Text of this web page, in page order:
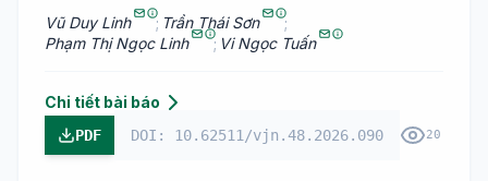
Vũ Duy Linh ; Trần Thái Sơn
;
Phạm Thị Ngọc Linh
; Vi Ngọc Tuấn
Chi tiết bài báo
PDF DOI: 10.62511/vjn.48.2026.090 20